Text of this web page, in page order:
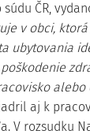
ČR,
v obci,
ubytovania
alebo
aj k
V rozsudku